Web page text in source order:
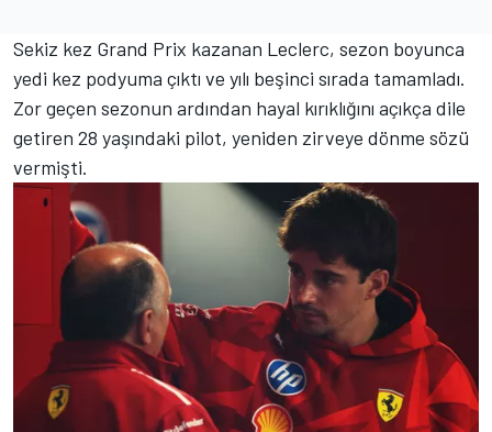
Sekiz kez Grand Prix kazanan Leclerc, sezon boyunca
yedi kez podyuma çıktı ve yılı beşinci sırada tamamladı.
Zor geçen sezonun ardından hayal kırıklığını açıkça dile
getiren 28 yaşındaki pilot, yeniden zirveye dönme sözü
vermişti.